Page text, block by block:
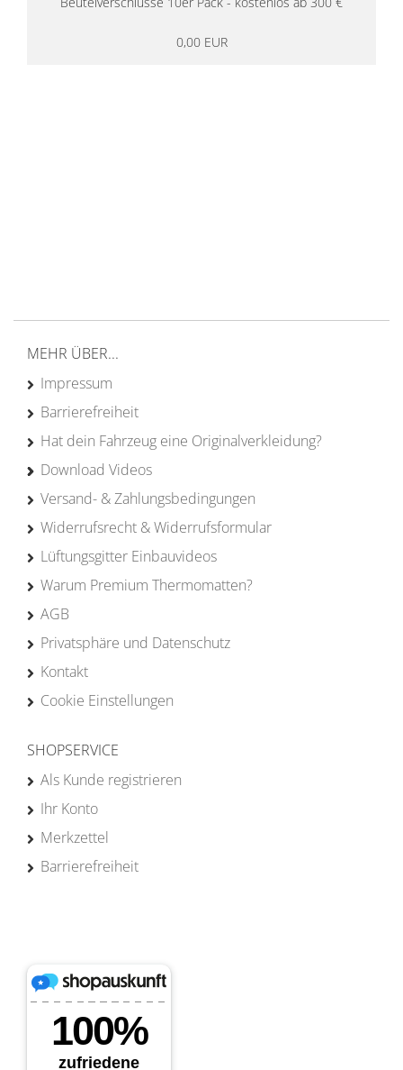
0,00 EUR
MEHR ÜBER...
Impressum
Barrierefreiheit
Hat dein Fahrzeug eine Originalverkleidung?
Download Videos
Versand- & Zahlungsbedingungen
Widerrufsrecht & Widerrufsformular
Lüftungsgitter Einbauvideos
Warum Premium Thermomatten?
AGB
Privatsphäre und Datenschutz
Kontakt
Cookie Einstellungen
SHOPSERVICE
Als Kunde registrieren
Ihr Konto
Merkzettel
Barrierefreiheit